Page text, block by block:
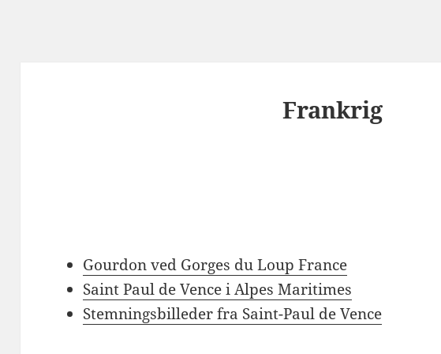
Frankrig
Gourdon ved Gorges du Loup France
Saint Paul de Vence i Alpes Maritimes
Stemningsbilleder fra Saint-Paul de Vence